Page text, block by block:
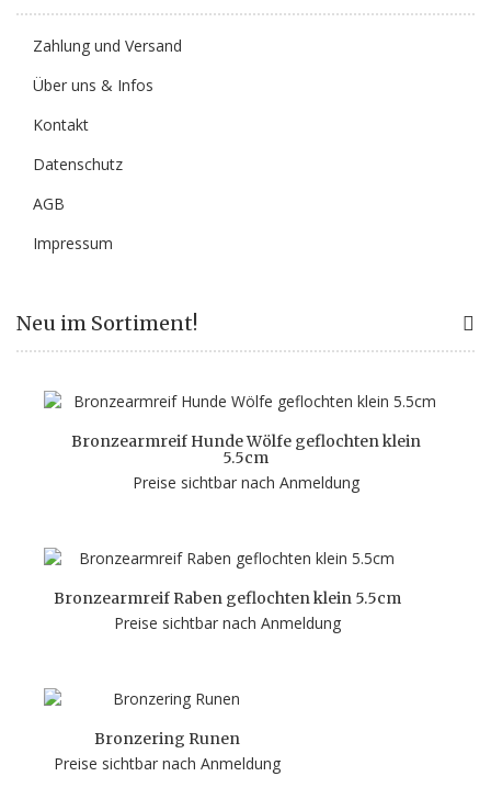
Zahlung und Versand
Über uns & Infos
Kontakt
Datenschutz
AGB
Impressum
Neu im Sortiment!
Bronzearmreif Hunde Wölfe geflochten klein
5.5cm
Preise sichtbar nach Anmeldung
Bronzearmreif Raben geflochten klein 5.5cm
Preise sichtbar nach Anmeldung
Bronzering Runen
Preise sichtbar nach Anmeldung